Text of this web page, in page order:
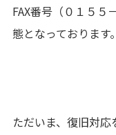
FAX番号（０１５５
態となっております。
ただいま、復旧対